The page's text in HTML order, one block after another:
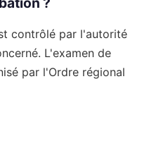
contrôlé par l'autorité
L'examen de
par l'Ordre régional